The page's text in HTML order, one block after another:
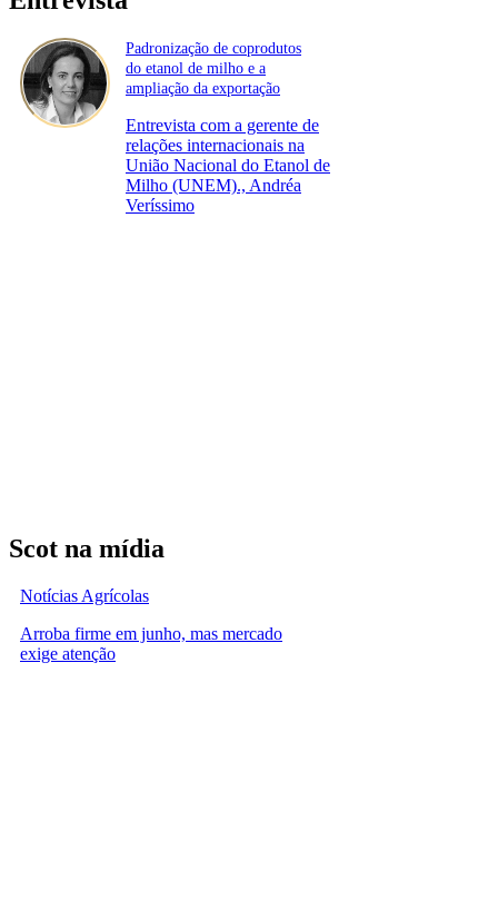
Padronização de coprodutos
do etanol de milho e a
ampliação da exportação
Entrevista com a gerente de
relações internacionais na
União Nacional do Etanol de
Milho (UNEM)., Andréa
Veríssimo
Scot na mídia
Notícias Agrícolas
Arroba firme em junho, mas mercado
exige atenção